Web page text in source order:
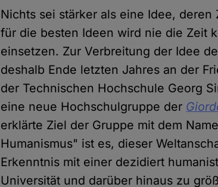
Nichts sei stärker als eine Idee,
für die besten Ideen wird nie die Zeit
einsetzen. Zur Verbreitung der Idee
deshalb Ende letzten Jahres an der
der Technischen Hochschule Georg
eine neue Hochschulgruppe der
erklärte Ziel der Gruppe mit dem
Humanismus" ist es, dieser
Erkenntnis mit einer dezidiert
Universität und darüber hinaus zu